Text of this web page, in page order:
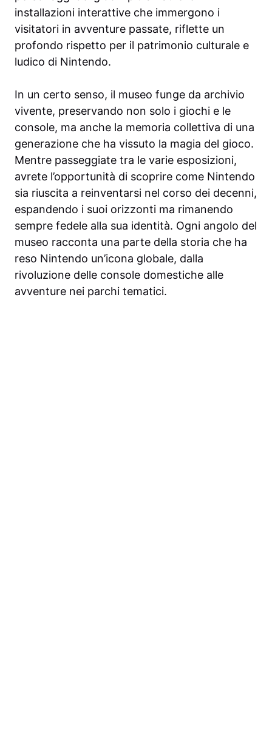
installazioni interattive che immergono i
visitatori in avventure passate, riflette un
profondo rispetto per il patrimonio culturale e
ludico di Nintendo.
In un certo senso, il museo funge da archivio
vivente, preservando non solo i giochi e le
console, ma anche la memoria collettiva di una
generazione che ha vissuto la magia del gioco.
Mentre passeggiate tra le varie esposizioni,
avrete l’opportunità di scoprire come Nintendo
sia riuscita a reinventarsi nel corso dei decenni,
espandendo i suoi orizzonti ma rimanendo
sempre fedele alla sua identità. Ogni angolo del
museo racconta una parte della storia che ha
reso Nintendo un’icona globale, dalla
rivoluzione delle console domestiche alle
avventure nei parchi tematici.